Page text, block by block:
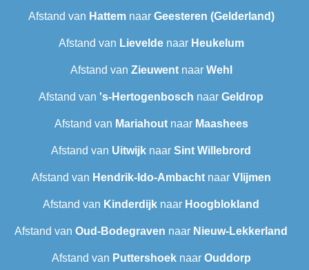
Afstand van Hattemnaar Geesteren (Gelderland)
Afstand van Lieveldenaar Heukelum
Afstand van Zieuwentnaar Wehl
Afstand van 's-Hertogenbosch naar Geldrop
Afstand van Mariahoutnaar Maashees
Afstand van Uitwijk naar Sint Willebrord
Afstand van Hendrik-Ido-Ambachtnaar Vlijmen
Afstand van Kinderdijk naar Hoogblokland
Afstand van Oud-Bodegraven‎ naar Nieuw-Lekkerland
Afstand van Puttershoeknaar Ouddorp